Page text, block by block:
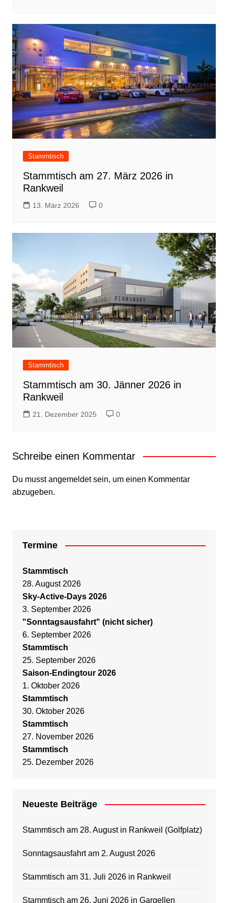
Stammtisch
Stammtisch am 27. März 2026 in
Rankweil
13. März 2026 0
Stammtisch
Stammtisch am 30. Jänner 2026 in
Rankweil
21. Dezember 2025 0
Schreibe einen Kommentar
Du musstangemeldetsein, um einen Kommentar
abzugeben.
Termine
Stammtisch
28. August 2026
Sky-Active-Days 2026
3. September 2026
"Sonntagsausfahrt" (nicht sicher)
6. September 2026
Stammtisch
25. September 2026
Saison-Endingtour 2026
1. Oktober 2026
Stammtisch
30. Oktober 2026
Stammtisch
27. November 2026
Stammtisch
25. Dezember 2026
Neueste Beiträge
Stammtisch am 28. August in Rankweil (Golfplatz)
Sonntagsausfahrt am 2. August 2026
Stammtisch am 31. Juli 2026 in Rankweil
Stammtisch am 26. Juni 2026 in Gargellen